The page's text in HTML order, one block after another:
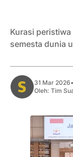
Kurasi
semesta dunia
31 Mar 2026•
Oleh: Tim